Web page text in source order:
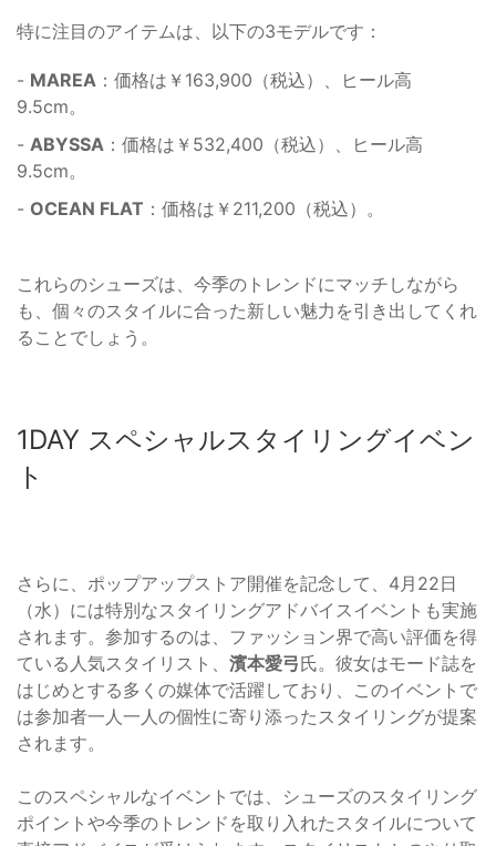
特に注目のアイテムは、以下の3モデルです：
- MAREA ：価格は￥163,900（税込）、ヒール高
9.5cm。
- ABYSSA ：価格は￥532,400（税込）、ヒール高
9.5cm。
- OCEAN FLAT ：価格は￥211,200（税込）。
これらのシューズは、今季のトレンドにマッチしながら
も、個々のスタイルに合った新しい魅力を引き出してくれ
ることでしょう。
1DAY スペシャルスタイリングイベン
ト
さらに、ポップアップストア開催を記念して、4月22日
（水）には特別なスタイリングアドバイスイベントも実施
されます。参加するのは、ファッション界で高い評価を得
ている人気スタイリスト、 濱本愛弓氏。彼女はモード誌を
はじめとする多くの媒体で活躍しており、このイベントで
は参加者一人一人の個性に寄り添ったスタイリングが提案
されます。
このスペシャルなイベントでは、シューズのスタイリング
ポイントや今季のトレンドを取り入れたスタイルについて